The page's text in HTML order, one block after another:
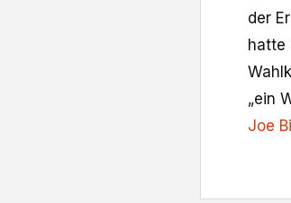
der
hatte
„ein
Joe